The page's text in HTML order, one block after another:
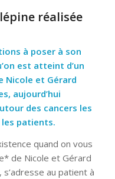
réalisée
à poser à son
est atteint d’un
Nicole et Gérard
aujourd’hui
des cancers les
patients.
quand on vous
de Nicole et Gérard
au patient à